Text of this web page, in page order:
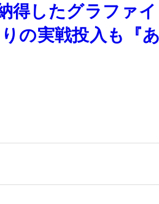
得したグラファ
の実戦投入も『